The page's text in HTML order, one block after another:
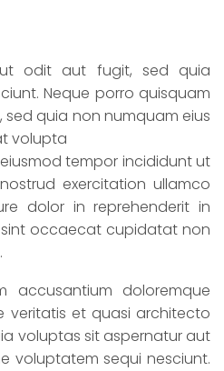
odit aut fugit, sed quia
Neque porro quisquam
sed quia non numquam eius
volupta
tempor incididunt ut
exercitation ullamco
dolor in reprehenderit in
sint occaecat cupidatat non
doloremque
veritatis et quasi architecto
voluptas sit aspernatur aut
voluptatem sequi nesciunt.